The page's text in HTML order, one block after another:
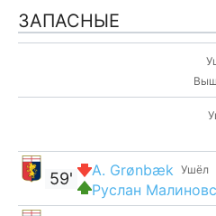
ЗАПАСНЫЕ
Ушёл
A. Grønbæk
Руслан
59'